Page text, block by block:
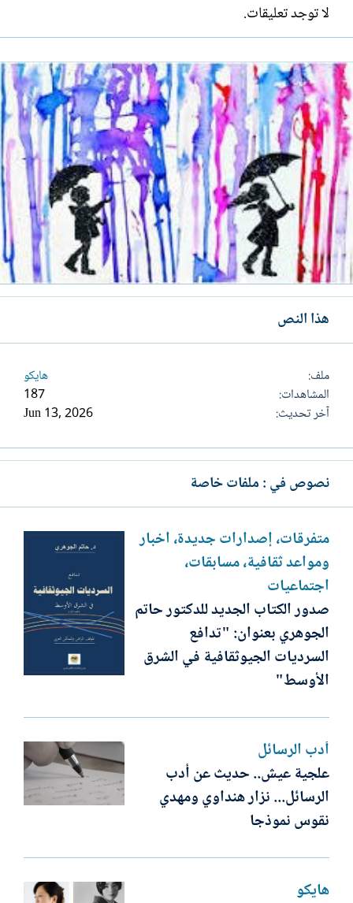
لا توجد تعليقات.
هذا النص
ملف
هايكو
المشاهدات
187
آخر تحديث
Jun 13, 2026
نصوص في : ملفات خاصة
متفرقات، إصدارات جديدة، أخبار
ومواعد ثقافية، مسابقات،
اجتماعيات
صدور الكتاب الجديد للدكتور حاتم
الجوهري بعنوان: "تدافع
السرديات الجيوثقافية في الشرق
الأوسط"
أدب الرسائل
علجية عيش.. حديث عن أدب
الرسائل... نزار هنداوي ومهدي
نقوس نموذجا
هايكو